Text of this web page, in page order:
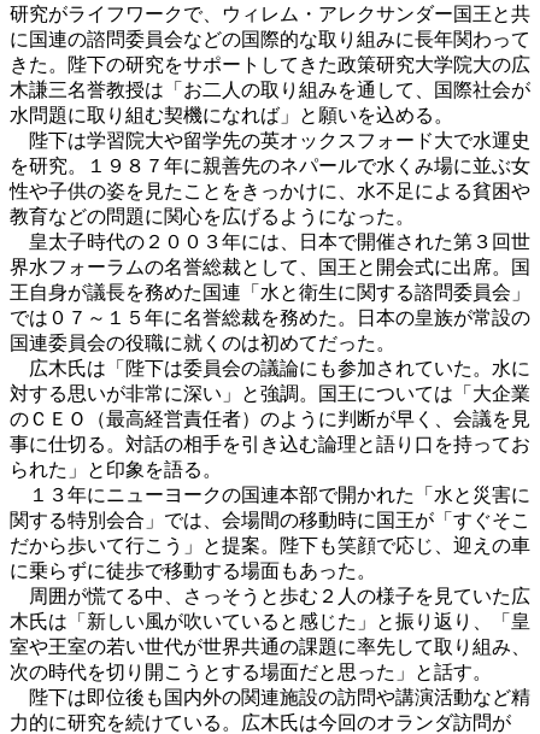
研究がライフワークで、ウィレム・アレクサンダー国王と共
に国連の諮問委員会などの国際的な取り組みに長年関わって
きた。陛下の研究をサポートしてきた政策研究大学院大の広
木謙三名誉教授は「お二人の取り組みを通して、国際社会が
水問題に取り組む契機になれば」と願いを込める。
陛下は学習院大や留学先の英オックスフォード大で水運史
を研究。１９８７年に親善先のネパールで水くみ場に並ぶ女
性や子供の姿を見たことをきっかけに、水不足による貧困や
教育などの問題に関心を広げるようになった。
皇太子時代の２００３年には、日本で開催された第３回世
界水フォーラムの名誉総裁として、国王と開会式に出席。国
王自身が議長を務めた国連「水と衛生に関する諮問委員会」
では０７～１５年に名誉総裁を務めた。日本の皇族が常設の
国連委員会の役職に就くのは初めてだった。
広木氏は「陛下は委員会の議論にも参加されていた。水に
対する思いが非常に深い」と強調。国王については「大企業
のＣＥＯ（最高経営責任者）のように判断が早く、会議を見
事に仕切る。対話の相手を引き込む論理と語り口を持ってお
られた」と印象を語る。
１３年にニューヨークの国連本部で開かれた「水と災害に
関する特別会合」では、会場間の移動時に国王が「すぐそこ
だから歩いて行こう」と提案。陛下も笑顔で応じ、迎えの車
に乗らずに徒歩で移動する場面もあった。
周囲が慌てる中、さっそうと歩む２人の様子を見ていた広
木氏は「新しい風が吹いていると感じた」と振り返り、「皇
室や王室の若い世代が世界共通の課題に率先して取り組み、
次の時代を切り開こうとする場面だと思った」と話す。
陛下は即位後も国内外の関連施設の訪問や講演活動など精
力的に研究を続けている。広木氏は今回のオランダ訪問が